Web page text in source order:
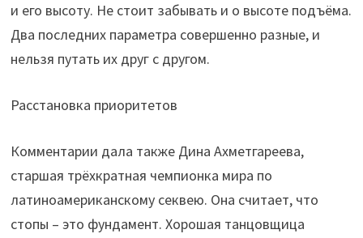
и его высоту. Не стоит забывать и о высоте подъёма.
Два последних параметра совершенно разные, и
нельзя путать их друг с другом.
Расстановка приоритетов
Комментарии дала также Дина Ахметгареева,
старшая трёхкратная чемпионка мира по
латиноамериканскому секвею. Она считает, что
стопы – это фундамент. Хорошая танцовщица